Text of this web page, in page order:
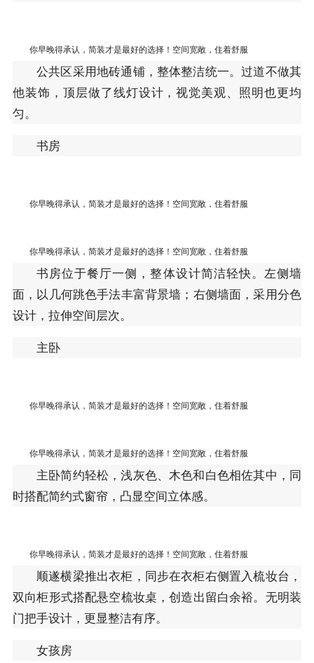
你早晚得承认，简装才是最好的选择！空间宽敞，住着舒服
公共区采用地砖通铺，整体整洁统一。过道不做其
他装饰，顶层做了线灯设计，视觉美观、照明也更均
匀。
书房
你早晚得承认，简装才是最好的选择！空间宽敞，住着舒服
你早晚得承认，简装才是最好的选择！空间宽敞，住着舒服
书房位于餐厅一侧，整体设计简洁轻快。左侧墙
面，以几何跳色手法丰富背景墙；右侧墙面，采用分色
设计，拉伸空间层次。
主卧
你早晚得承认，简装才是最好的选择！空间宽敞，住着舒服
你早晚得承认，简装才是最好的选择！空间宽敞，住着舒服
主卧简约轻松，浅灰色、木色和白色相佐其中，同
时搭配简约式窗帘，凸显空间立体感。
你早晚得承认，简装才是最好的选择！空间宽敞，住着舒服
顺遂横梁推出衣柜，同步在衣柜右侧置入梳妆台，
双向柜形式搭配悬空梳妆桌，创造出留白余裕。无明装
门把手设计，更显整洁有序。
女孩房